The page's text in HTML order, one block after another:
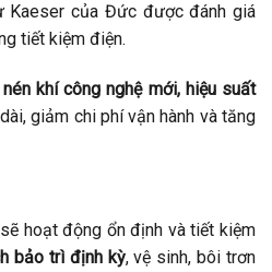
Kaeser của Đức được đánh giá
tiết kiệm điện.
khí công nghệ mới, hiệu suất
giảm chi phí vận hành và tăng
hoạt động ổn định và tiết kiệm
bảo trì định kỳ, vệ sinh, bôi trơn